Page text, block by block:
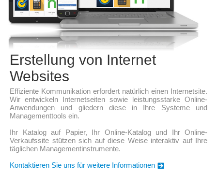
Erstellung von Internet
Websites
Effiziente Kommunikation erfordert natürlich einen Internetsite.
Wir entwickeln Internetseiten sowie leistungsstarke Online-
Anwendungen und gliedern diese in Ihre Systeme und
Managementtools ein.
Ihr Katalog auf Papier, Ihr Online-Katalog und Ihr Online-
Verkaufssite stützen sich auf diese Weise interaktiv auf Ihre
täglichen Managementinstrumente.
Kontaktieren Sie uns für weitere Informationen